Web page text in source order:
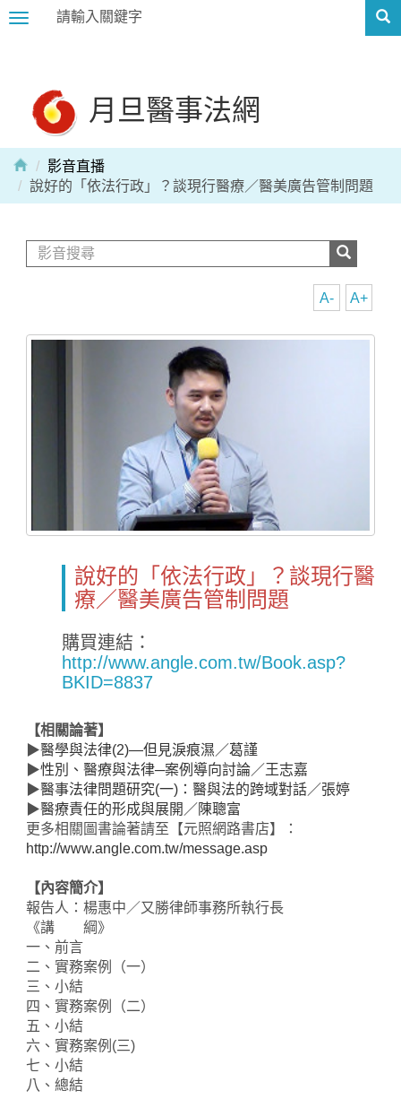
Toggle
月旦醫事法網
影音直播
說好的「依法行政」？談現行醫療／醫美廣告管制問題
A+
A-
說好的「依法行政」？談現行醫
療／醫美廣告管制問題
購買連結：
http://www.angle.com.tw/Book.asp?
BKID=8837
【相關論著】
▶醫學與法律(2)—但見淚痕濕／葛謹
▶性別、醫療與法律─案例導向討論／王志嘉
▶醫事法律問題研究(一)：醫與法的跨域對話／張婷
▶醫療責任的形成與展開／陳聰富
更多相關圖書論著請至【元照網路書店】：
http://www.angle.com.tw/message.asp
【內容簡介】
報告人：楊惠中／又勝律師事務所執行長
《講 綱》
一、前言
二、實務案例（一）
三、小結
四、實務案例（二）
五、小結
六、實務案例(三)
七、小結
八、總結